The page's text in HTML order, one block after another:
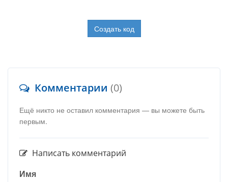
Создать код
Комментарии (0)
Ещё никто не оставил комментария — вы можете быть
первым.
Написать комментарий
Имя